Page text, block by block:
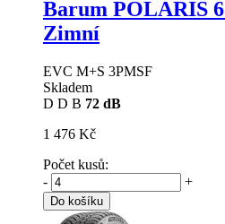
Barum POLARIS 6
Zimní
EVC M+S 3PMSF
Skladem
D D B 72 dB
1 476 Kč
Počet kusů:
-
+
Do košíku